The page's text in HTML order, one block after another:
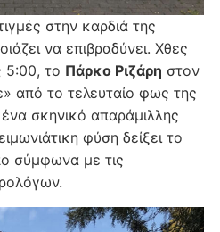
στην καρδιά της
να επιβραδύνει. Χθες
5:00, το Πάρκο Ριζάρη στον
από το τελευταίο φως της
σκηνικό απαράμιλλης
φύση δείξει το
σύμφωνα με τις